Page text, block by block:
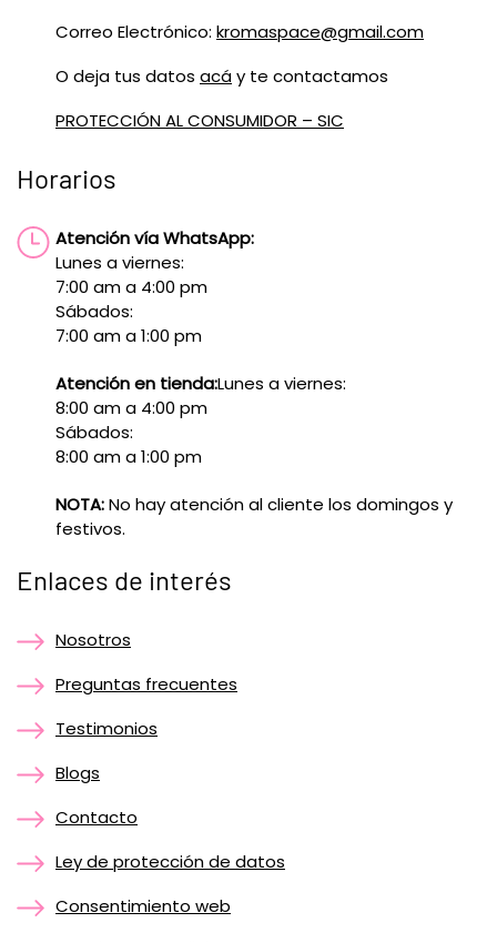
Correo Electrónico: kromaspace@gmail.com
O deja tus datos acáy te contactamos
PROTECCIÓN AL CONSUMIDOR – SIC
Horarios
Atención vía WhatsApp:
Lunes a viernes:
7:00 am a 4:00 pm
Sábados:
7:00 am a 1:00 pm
Atención en tienda:Lunes a viernes:
8:00 am a 4:00 pm
Sábados:
8:00 am a 1:00 pm
NOTA:No hay atención al cliente los domingos y
festivos.
Enlaces de interés
Nosotros
Preguntas frecuentes
Testimonios
Blogs
Contacto
Ley de protección de datos
Consentimiento web